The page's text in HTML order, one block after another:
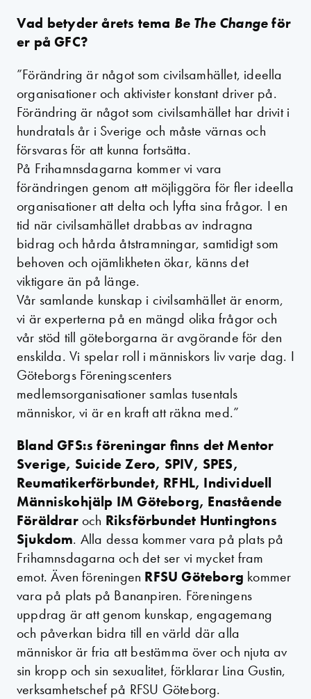
Vad betyder årets tema Be The Changeför
er på GFC?
”Förändring är något som civilsamhället, ideella
organisationer och aktivister konstant driver på.
Förändring är något som civilsamhället har drivit i
hundratals år i Sverige och måste värnas och
försvaras för att kunna fortsätta.
På Frihamnsdagarna kommer vi vara
förändringen genom att möjliggöra för fler ideella
organisationer att delta och lyfta sina frågor. I en
tid när civilsamhället drabbas av indragna
bidrag och hårda åtstramningar, samtidigt som
behoven och ojämlikheten ökar, känns det
viktigare än på länge.
Vår samlande kunskap i civilsamhället är enorm,
vi är experterna på en mängd olika frågor och
vår stöd till göteborgarna är avgörande för den
enskilda. Vi spelar roll i människors liv varje dag. I
Göteborgs Föreningscenters
medlemsorganisationer samlas tusentals
människor, vi är en kraft att räkna med.”
Bland GFS:s föreningar finns det Mentor
Sverige, Suicide Zero, SPIV, SPES,
Reumatikerförbundet, RFHL, Individuell
Människohjälp IM Göteborg, Enastående
Föräldraroch Riksförbundet Huntingtons
Sjukdom. Alla dessa kommer vara på plats på
Frihamnsdagarna och det ser vi mycket fram
emot. Även föreningen RFSU Göteborg kommer
vara på plats på Bananpiren. Föreningens
uppdrag är att genom kunskap, engagemang
och påverkan bidra till en värld där alla
människor är fria att bestämma över och njuta av
sin kropp och sin sexualitet, förklarar Lina Gustin,
verksamhetschef på RFSU Göteborg.